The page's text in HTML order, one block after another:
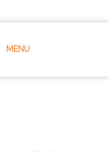
MENU